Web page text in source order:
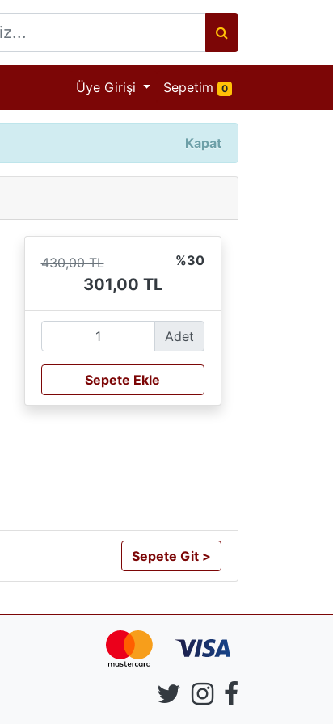
Sepetim 0 Ürün adeti
Üye Girişi
Kapat
430,00 TL %30
301,00 TL
Adet
Sepete Ekle
Sepete Git >